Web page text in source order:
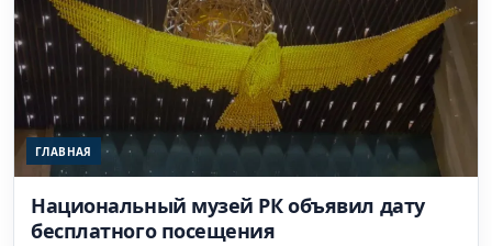
ГЛАВНАЯ
Национальный музей РК объявил дату
бесплатного посещения